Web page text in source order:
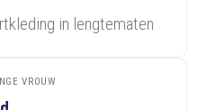
in lengtematen
VROUW